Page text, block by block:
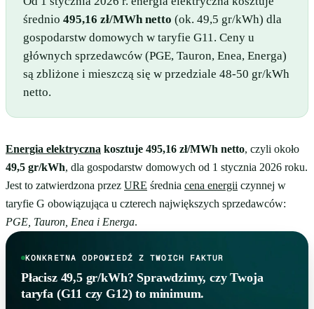
średnio 495,16 zł/MWh netto (ok. 49,5 gr/kWh) dla
gospodarstw domowych w taryfie G11. Ceny u
głównych sprzedawców (PGE, Tauron, Enea, Energa)
są zbliżone i mieszczą się w przedziale 48-50 gr/kWh
netto.
Energia elektryczna kosztuje 495,16 zł/MWh netto, czyli około
49,5 gr/kWh, dla gospodarstw domowych od 1 stycznia 2026 roku.
Jest to zatwierdzona przez URE średnia cena energii czynnej w
taryfie G obowiązująca u czterech największych sprzedawców:
PGE, Tauron, Enea i Energa.
KONKRETNA ODPOWIEDŹ Z TWOICH FAKTUR
Płacisz 49,5 gr/kWh? Sprawdzimy, czy Twoja
taryfa (G11 czy G12) to minimum.